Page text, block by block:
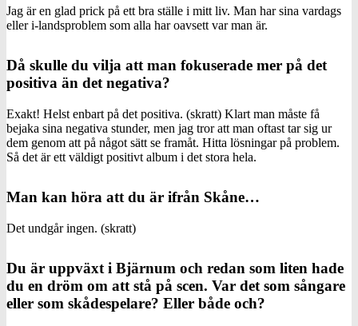
Jag är en glad prick på ett bra ställe i mitt liv. Man har sina vardags
eller i-landsproblem som alla har oavsett var man är.
Då skulle du vilja att man fokuserade mer på det
positiva än det negativa?
Exakt! Helst enbart på det positiva. (skratt) Klart man måste få
bejaka sina negativa stunder, men jag tror att man oftast tar sig ur
dem genom att på något sätt se framåt. Hitta lösningar på problem.
Så det är ett väldigt positivt album i det stora hela.
Man kan höra att du är ifrån Skåne…
Det undgår ingen. (skratt)
Du är uppväxt i Bjärnum och redan som liten hade
du en dröm om att stå på scen. Var det som sångare
eller som skådespelare? Eller både och?